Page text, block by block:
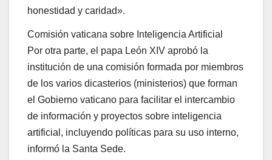
honestidad y caridad».
Comisión vaticana sobre Inteligencia Artificial
Por otra parte, el papa León XIV aprobó la
institución de una comisión formada por miembros
de los varios dicasterios (ministerios) que forman
el Gobierno vaticano para facilitar el intercambio
de información y proyectos sobre inteligencia
artificial, incluyendo políticas para su uso interno,
informó la Santa Sede.